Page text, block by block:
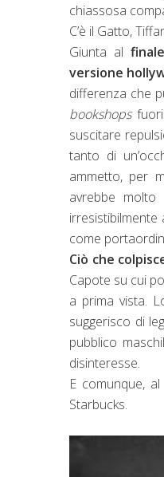
chiassosa
C’è il Gatto,
Giunta al
versione
differenza che
bookshops
suscitare
tanto di
ammetto, per
avrebbe
come
Ciò che
Capote su cui
a prima vista.
suggerisco di
pubblico
disinteresse.
E comunque,
Starbucks.